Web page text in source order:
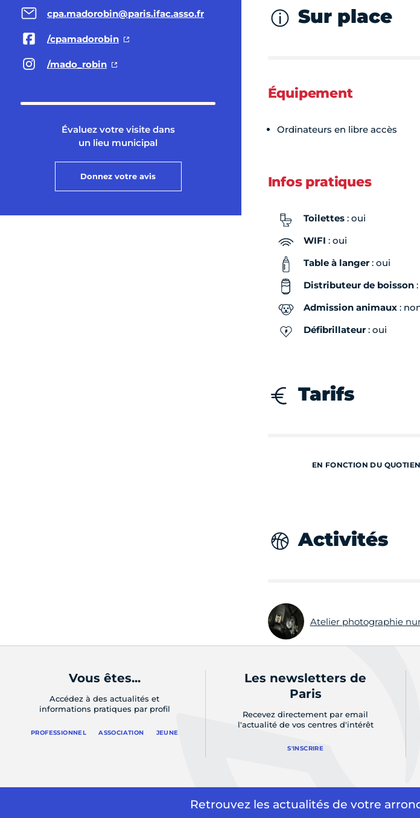
cpa.madorobin@paris.ifac.asso.fr
/cpamadorobin
/mado_robin
Évaluez votre visite dans
un lieu municipal
Donnez votre avis
Sur place
Équipement
Ordinateurs en libre accès
Infos pratiques
Toilettes: oui
WIFI : oui
Table à langer: oui
Distributeur de boisson:
Admission animaux:
Défibrillateur: oui
Tarifs
EN FONCTION DU
Activités
Atelier photographie
Vous êtes...
Accédez à des actualités et
informations pratiques par profil
PROFESSIONNEL ASSOCIATION JEUNE
Les newsletters de
Paris
Recevez directement par email
l'actualité de vos centres d'intérêt
S'INSCRIRE
Retrouvez les actualités de votre